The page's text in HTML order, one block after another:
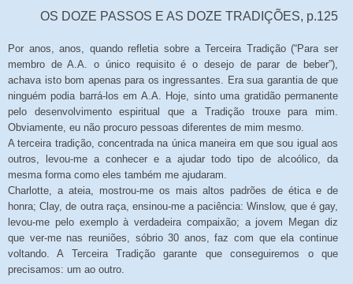
OS DOZE PASSOS E AS DOZE TRADIÇÕES, p.125
Por anos, anos, quando refletia sobre a Terceira Tradição (“Para ser
membro de A.A. o único requisito é o desejo de parar de beber”),
achava isto bom apenas para os ingressantes. Era sua garantia de que
ninguém podia barrá-los em A.A. Hoje, sinto uma gratidão permanente
pelo desenvolvimento espiritual que a Tradição trouxe para mim.
Obviamente, eu não procuro pessoas diferentes de mim mesmo.
A terceira tradição, concentrada na única maneira em que sou igual aos
outros, levou-me a conhecer e a ajudar todo tipo de alcoólico, da
mesma forma como eles também me ajudaram.
Charlotte, a ateia, mostrou-me os mais altos padrões de ética e de
honra; Clay, de outra raça, ensinou-me a paciência: Winslow, que é gay,
levou-me pelo exemplo à verdadeira compaixão; a jovem Megan diz
que ver-me nas reuniões, sóbrio 30 anos, faz com que ela continue
voltando. A Terceira Tradição garante que conseguiremos o que
precisamos: um ao outro.